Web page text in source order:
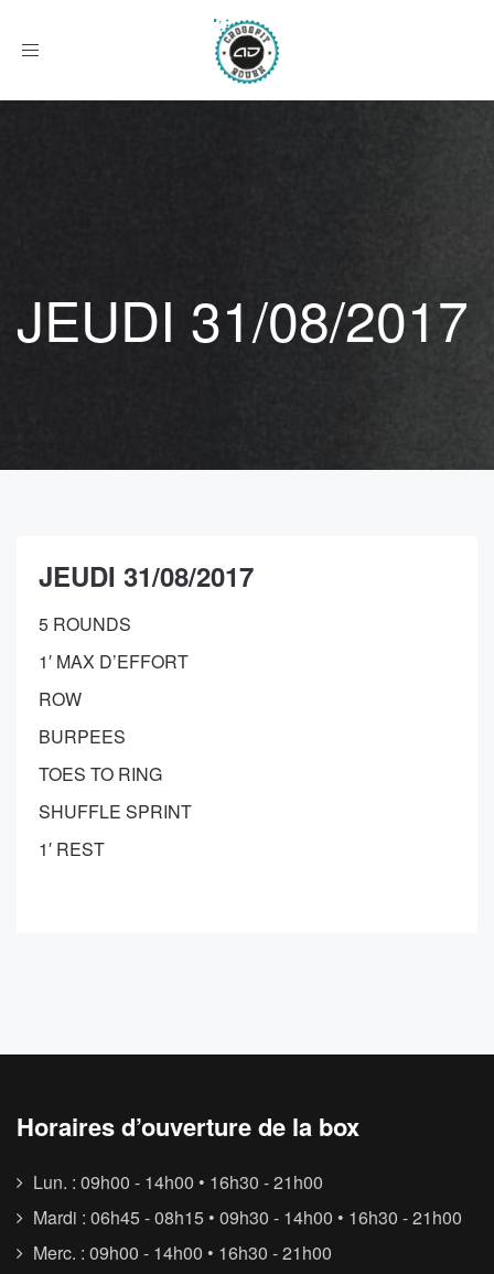
Afficher
JEUDI 31/08/2017
JEUDI 31/08/2017
5 ROUNDS
1′ MAX D’EFFORT
ROW
BURPEES
TOES TO RING
SHUFFLE SPRINT
1′ REST
Horaires d’ouverture de la box
Lun. : 09h00 - 14h00 • 16h30 - 21h00
Mardi : 06h45 - 08h15 • 09h30 - 14h00 • 16h30 - 21h00
Merc. : 09h00 - 14h00 • 16h30 - 21h00